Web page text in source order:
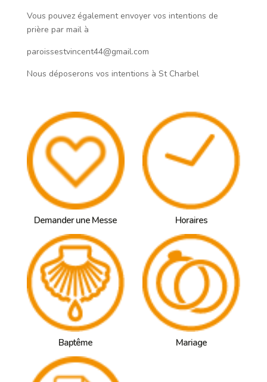
Vous pouvez également envoyer vos intentions de
prière par mail à
paroissestvincent44@gmail.com
Nous déposerons vos intentions à St Charbel
Demander une Messe Horaires
Baptême Mariage